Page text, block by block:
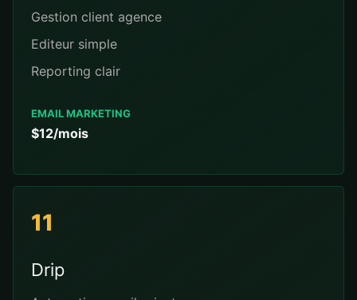
Gestion client agence
Editeur simple
Reporting clair
EMAIL MARKETING
$12/mois
11
Drip